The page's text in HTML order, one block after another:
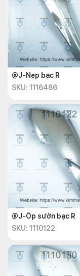
@J-Nẹp bạc R
SKU: 1116486
@J-Ốp sườn bạc R
SKU: 1110122